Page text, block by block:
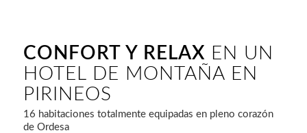
CONFORT Y RELAX EN UN
HOTEL DE MONTAÑA EN
PIRINEOS
16 habitaciones totalmente equipadas en pleno corazón
de Ordesa